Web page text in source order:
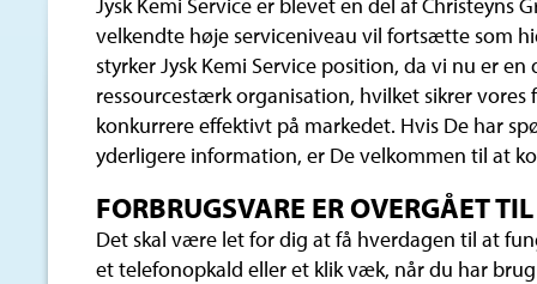
velkendte høje serviceniveau vil fortsætte som
styrker Jysk Kemi Service position, da vi nu er
ressourcestærk organisation, hvilket sikrer
konkurrere effektivt på markedet. Hvis De har
yderligere information, er De velkommen til at
FORBRUGSVARE ER OVERGÅET
Det skal være let for dig at få hverdagen til at
et telefonopkald eller et klik væk, når du har